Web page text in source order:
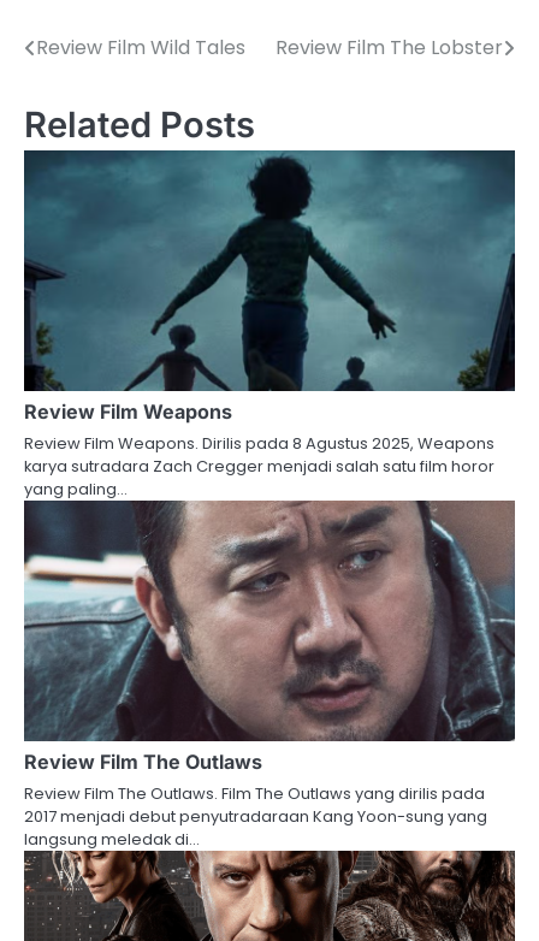
Post
Review Film Wild Tales Review Film The Lobster
Related Posts
Review Film Weapons
Review Film Weapons. Dirilis pada 8 Agustus 2025, Weapons
karya sutradara Zach Cregger menjadi salah satu film horor
yang paling…
Review Film The Outlaws
Review Film The Outlaws. Film The Outlaws yang dirilis pada
2017 menjadi debut penyutradaraan Kang Yoon-sung yang
langsung meledak di…